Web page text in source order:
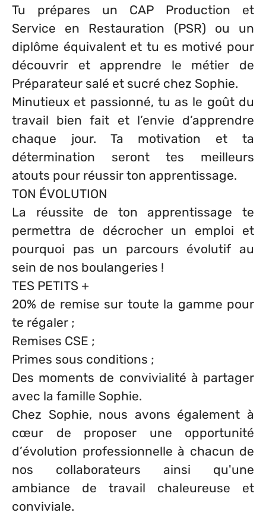
Tu prépares un CAP Production et
Service en Restauration (PSR) ou un
diplôme équivalent et tu es motivé pour
découvrir et apprendre le métier de
Préparateur salé et sucré chez Sophie.
Minutieux et passionné, tu as le goût du
travail bien fait et l’envie d’apprendre
chaque jour. Ta motivation et ta
détermination seront tes meilleurs
atouts pour réussir ton apprentissage.
TON ÉVOLUTION
La réussite de ton apprentissage te
permettra de décrocher un emploi et
pourquoi pas un parcours évolutif au
sein de nos boulangeries !
TES PETITS +
20% de remise sur toute la gamme pour
te régaler ;
Remises CSE ;
Primes sous conditions ;
Des moments de convivialité à partager
avec la famille Sophie.
Chez Sophie, nous avons également à
cœur de proposer une opportunité
d’évolution professionnelle à chacun de
nos collaborateurs ainsi qu'une
ambiance de travail chaleureuse et
conviviale.